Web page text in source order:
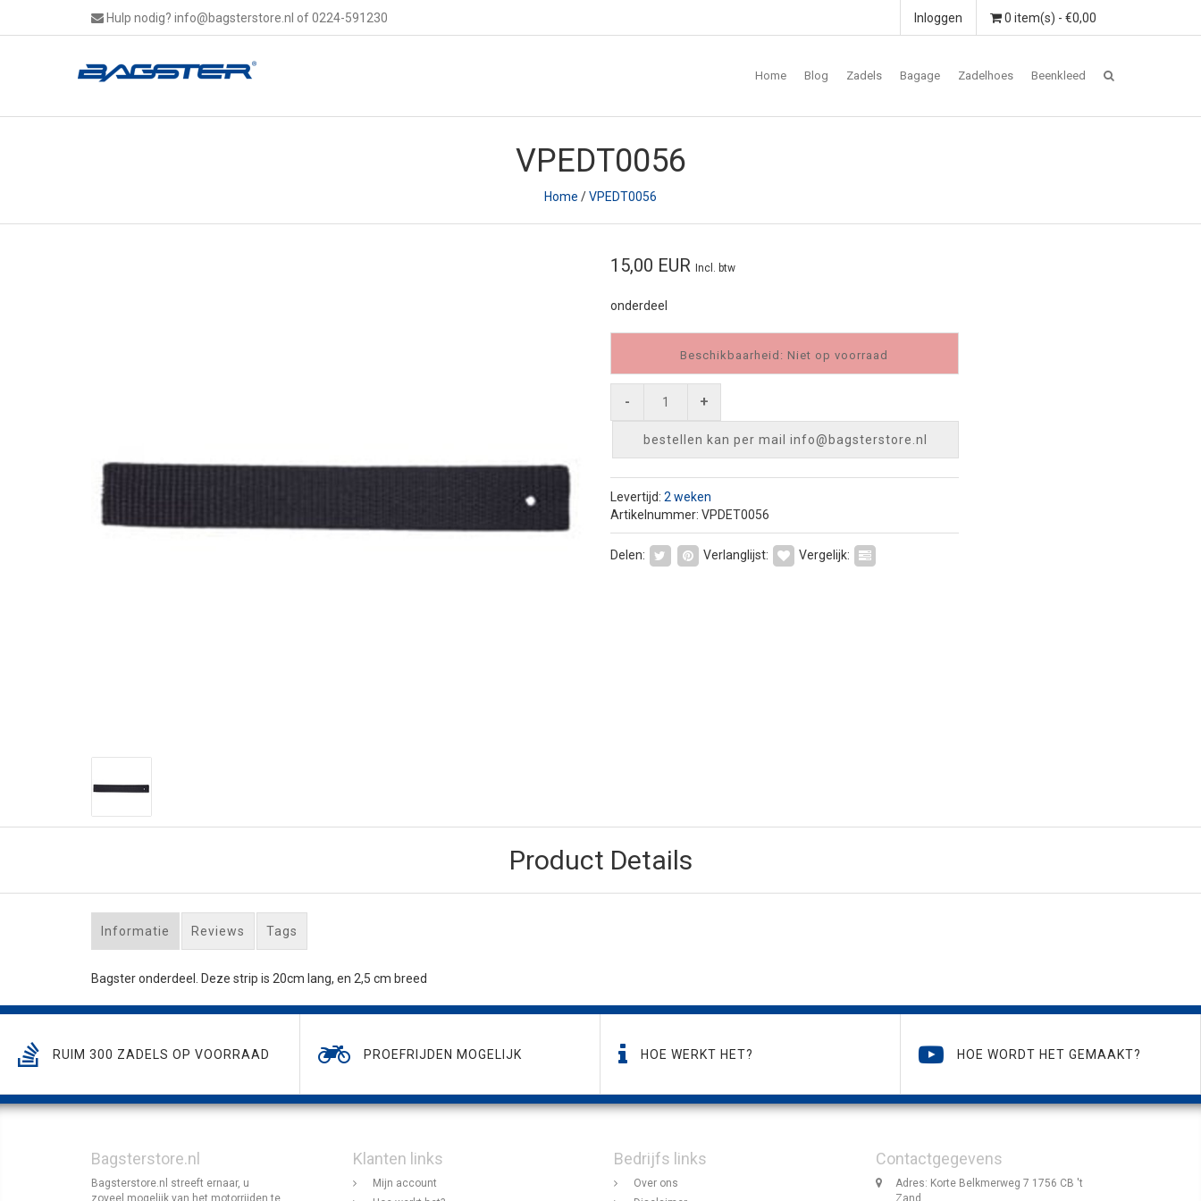
Hulp nodig? info@bagsterstore.nl of 0224-591230 0 item(s) - €0,00
Inloggen
Home Blog Zadels Bagage Zadelhoes Beenkleed
VPEDT0056
Home /VPEDT0056
15,00 EUR Incl. btw
onderdeel
Beschikbaarheid: Niet op voorraad
- +
bestellen kan per mail info@bagsterstore.nl
Levertijd: 2 weken
Artikelnummer: VPDET0056
Delen: Verlanglijst: Vergelijk:
Product Details
Informatie Reviews Tags
Bagster onderdeel. Deze strip is 20cm lang, en 2,5 cm breed
RUIM 300 ZADELS OP VOORRAAD PROEFRIJDEN MOGELIJK HOE WERKT HET? HOE WORDT HET GEMAAKT?
Bagsterstore.nl
Bagsterstore.nl streeft ernaar, u
zoveel mogelijk van het motorrijden te
Klanten links
Mijn account
Bedrijfs links
Over ons
Contactgegevens
Adres: Korte Belkmerweg 7 1756 CB 't
Zand